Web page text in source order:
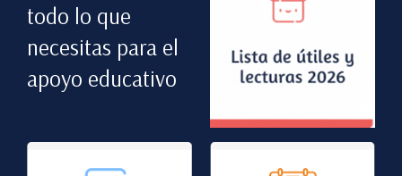
todo lo que
necesitas para el
apoyo educativo